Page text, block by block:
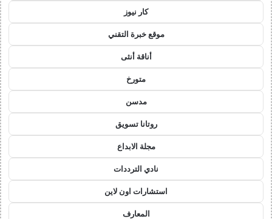
كار نيوز
موقع خبرة التقني
أناقة أنثى
متورخ
مدسن
روتانا تسويق
مجلة الابداع
نادي الترددات
استشارات اون لاين
المعارف